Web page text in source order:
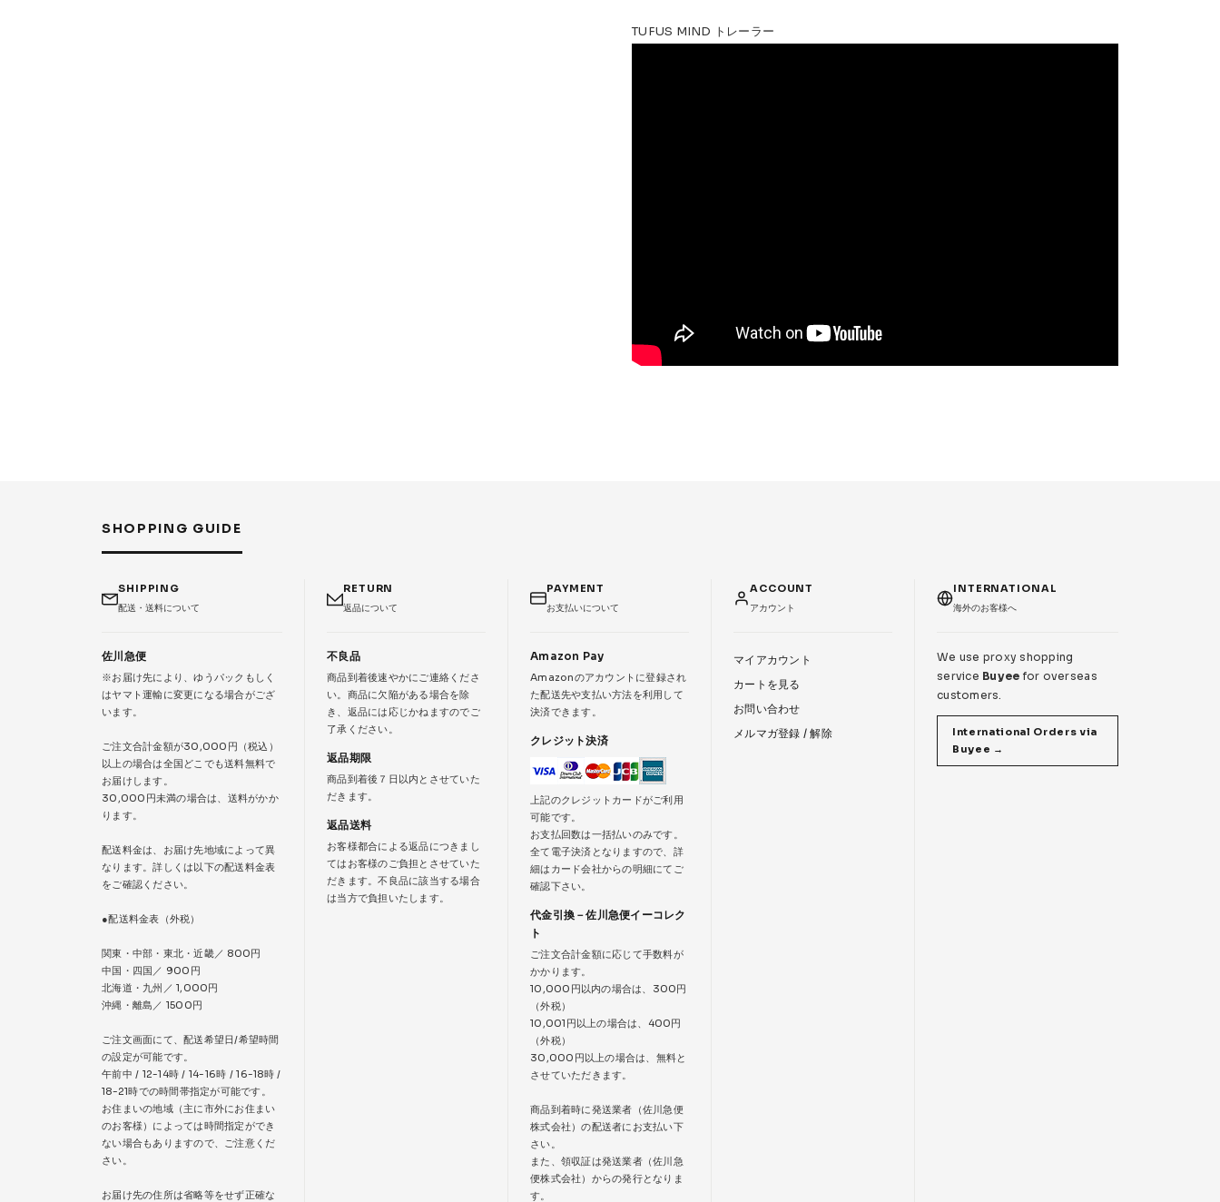
TUFUS MIND トレーラー
SHOPPING GUIDE
SHIPPING
配送・送料について
佐川急便
※お届け先により、ゆうパックもしく
はヤマト運輸に変更になる場合がござ
います。
ご注文合計金額が30,000円（税込）
以上の場合は全国どこでも送料無料で
お届けします。
30,000円未満の場合は、送料がかか
ります。
配送料金は、お届け先地域によって異
なります。詳しくは以下の配送料金表
をご確認ください。
●配送料金表（外税）
関東・中部・東北・近畿／ 800円
中国・四国／ 900円
北海道・九州／ 1,000円
沖縄・離島／ 1500円
ご注文画面にて、配送希望日/希望時間
の設定が可能です。
午前中 / 12-14時 / 14-16時 / 16-18時 /
18-21時での時間帯指定が可能です。
お住まいの地域（主に市外にお住まい
のお客様）によっては時間指定ができ
ない場合もありますので、ご注意くだ
さい。
お届け先の住所は省略等をせず正確な
RETURN
返品について
不良品
商品到着後速やかにご連絡くださ
い。商品に欠陥がある場合を除
き、返品には応じかねますのでご
了承ください。
返品期限
商品到着後７日以内とさせていた
だきます。
返品送料
お客様都合による返品につきまし
てはお客様のご負担とさせていた
だきます。不良品に該当する場合
は当方で負担いたします。
PAYMENT
お支払いについて
Amazon Pay
Amazonのアカウントに登録され
た配送先や支払い方法を利用して
決済できます。
クレジット決済
上記のクレジットカードがご利用
可能です。
お支払回数は一括払いのみです。
全て電子決済となりますので、詳
細はカード会社からの明細にてご
確認下さい。
代金引換－佐川急便イーコレク
ト
ご注文合計金額に応じて手数料が
かかります。
10,000円以内の場合は、300円
（外税）
10,001円以上の場合は、400円
（外税）
30,000円以上の場合は、無料と
させていただきます。
商品到着時に発送業者（佐川急便
株式会社）の配送者にお支払い下
さい。
また、領収証は発送業者（佐川急
便株式会社）からの発行となりま
す。
ACCOUNT
アカウント
マイアカウント
カートを見る
お問い合わせ
メルマガ登録 / 解除
INTERNATIONAL
海外のお客様へ
We use proxy shopping
service Buyee for overseas
customers.
International Orders via
Buyee →